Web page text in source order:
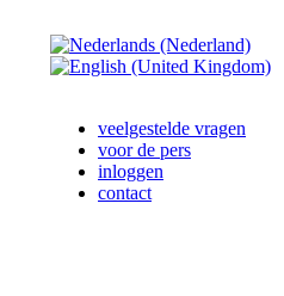
veelgestelde vragen
voor de pers
inloggen
contact